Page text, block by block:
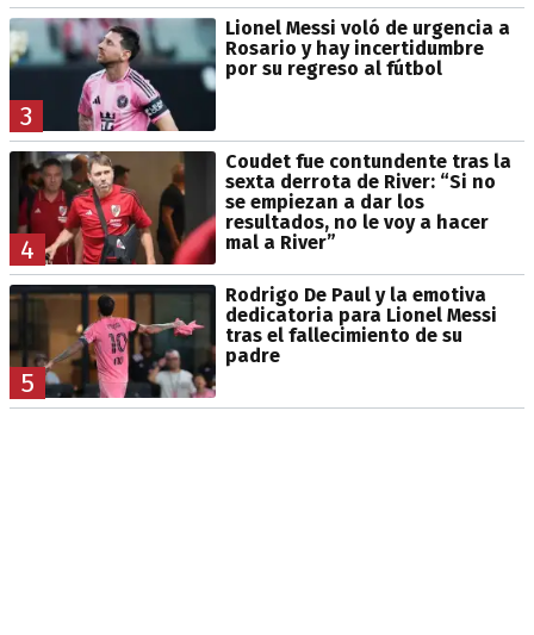
3
Lionel Messi voló de urgencia a
Rosario y hay incertidumbre
por su regreso al fútbol
4
Coudet fue contundente tras la
sexta derrota de River: “Si no
se empiezan a dar los
resultados, no le voy a hacer
mal a River”
5
Rodrigo De Paul y la emotiva
dedicatoria para Lionel Messi
tras el fallecimiento de su
padre